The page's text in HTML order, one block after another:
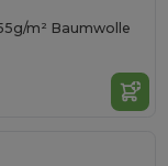
m² Baumwolle